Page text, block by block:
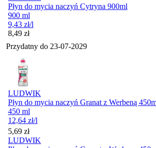
Płyn do mycia naczyń Cytryna 900ml
900 ml
9,43 zł/l
Cena
8,49 zł
Przydatny do 23-07-2029
LUDWIK
Płyn do mycia naczyń Granat z Werbeną
450 ml
12,64 zł/l
Cena
5,69 zł
LUDWIK